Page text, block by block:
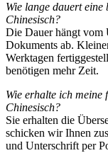
Wie lange dauert
Chinesisch?
Die Dauer hängt vom
Dokuments ab.
Werktagen
benötigen mehr Zeit.
Wie erhalte ich meine
Chinesisch?
Sie erhalten die
schicken wir Ihnen
und Unterschrift per